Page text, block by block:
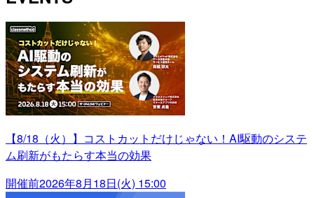
【8/18（火）】コストカットだけじゃない！AI駆動のシステ
ム刷新がもたらす本当の効果
開催前2026年8月18日(火) 15:00